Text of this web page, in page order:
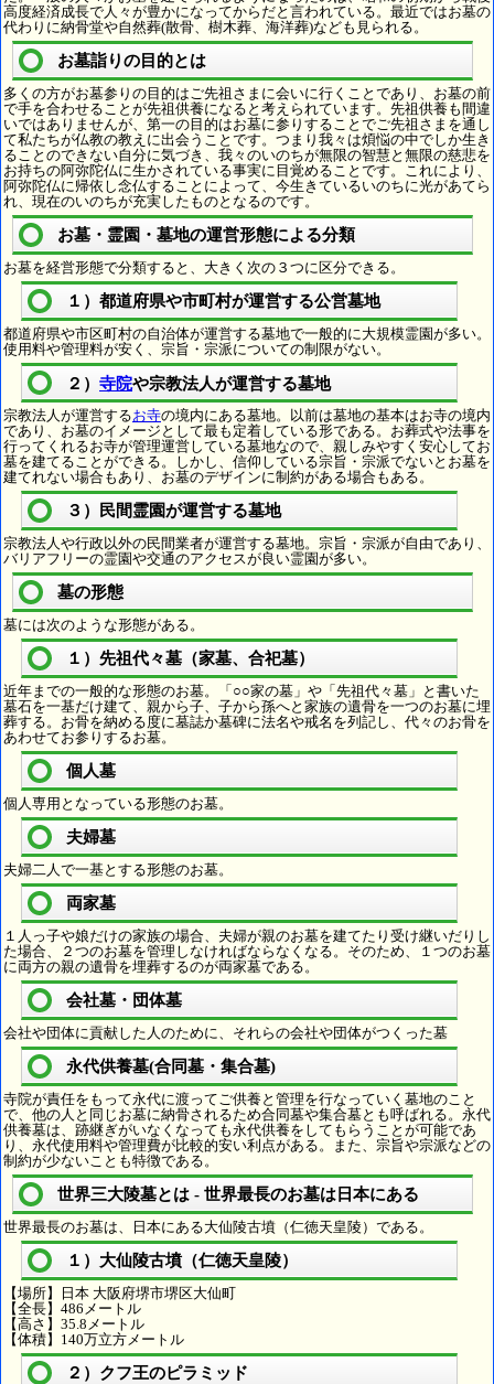
高度経済成長で人々が豊かになってからだと言われている。最近ではお墓の
代わりに納骨堂や自然葬(散骨、樹木葬、海洋葬)なども見られる。
お墓詣りの目的とは
多くの方がお墓参りの目的はご先祖さまに会いに行くことであり、お墓の前
で手を合わせることが先祖供養になると考えられています。先祖供養も間違
いではありませんが、第一の目的はお墓に参りすることでご先祖さまを通し
て私たちが仏教の教えに出会うことです。つまり我々は煩悩の中でしか生き
ることのできない自分に気づき、我々のいのちが無限の智慧と無限の慈悲を
お持ちの阿弥陀仏に生かされている事実に目覚めることです。これにより、
阿弥陀仏に帰依し念仏することによって、今生きているいのちに光があてら
れ、現在のいのちが充実したものとなるのです。
お墓・霊園・墓地の運営形態による分類
お墓を経営形態で分類すると、大きく次の３つに区分できる。
１）都道府県や市町村が運営する公営墓地
都道府県や市区町村の自治体が運営する墓地で一般的に大規模霊園が多い。
使用料や管理料が安く、宗旨・宗派についての制限がない。
２） 寺院や宗教法人が運営する墓地
宗教法人が運営するお寺の境内にある墓地。以前は墓地の基本はお寺の境内
であり、お墓のイメージとして最も定着している形である。お葬式や法事を
行ってくれるお寺が管理運営している墓地なので、親しみやすく安心してお
墓を建てることができる。しかし、信仰している宗旨・宗派でないとお墓を
建てれない場合もあり、お墓のデザインに制約がある場合もある。
３）民間霊園が運営する墓地
宗教法人や行政以外の民間業者が運営する墓地。宗旨・宗派が自由であり、
バリアフリーの霊園や交通のアクセスが良い霊園が多い。
墓の形態
墓には次のような形態がある。
１）先祖代々墓（家墓、合祀墓）
近年までの一般的な形態のお墓。「○○家の墓」や「先祖代々墓」と書いた
墓石を一基だけ建て、親から子、子から孫へと家族の遺骨を一つのお墓に埋
葬する。お骨を納める度に墓誌か墓碑に法名や戒名を列記し、代々のお骨を
あわせてお参りするお墓。
個人墓
個人専用となっている形態のお墓。
夫婦墓
夫婦二人で一基とする形態のお墓。
両家墓
１人っ子や娘だけの家族の場合、夫婦が親のお墓を建てたり受け継いだりし
た場合、２つのお墓を管理しなければならなくなる。そのため、１つのお墓
に両方の親の遺骨を埋葬するのが両家墓である。
会社墓・団体墓
会社や団体に貢献した人のために、それらの会社や団体がつくった墓
永代供養墓(合同墓・集合墓)
寺院が責任をもって永代に渡ってご供養と管理を行なっていく墓地のこと
で、他の人と同じお墓に納骨されるため合同墓や集合墓とも呼ばれる。永代
供養墓は、跡継ぎがいなくなっても永代供養をしてもらうことが可能であ
り、永代使用料や管理費が比較的安い利点がある。また、宗旨や宗派などの
制約が少ないことも特徴である。
世界三大陵墓とは - 世界最長のお墓は日本にある
世界最長のお墓は、日本にある大仙陵古墳（仁徳天皇陵）である。
１）大仙陵古墳（仁徳天皇陵）
【場所】日本 大阪府堺市堺区大仙町
【全長】486メートル
【高さ】35.8メートル
【体積】140万立方メートル
２）クフ王のピラミッド